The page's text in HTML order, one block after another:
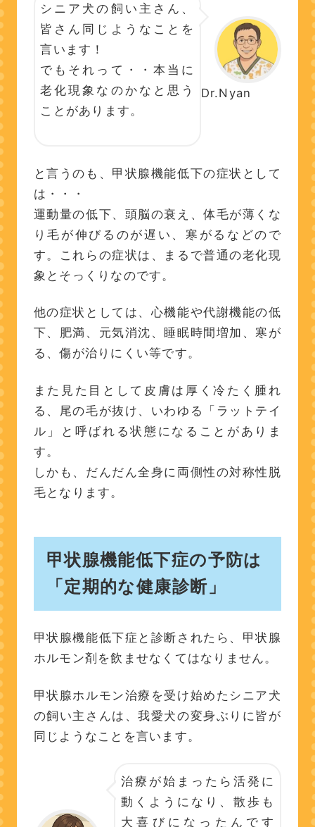
Dr.Nyan
シニア犬の飼い主さん、
皆さん同じようなことを
言います！
でもそれって・・本当に
老化現象なのかなと思う
ことがあります。
と言うのも、甲状腺機能低下の症状として
は・・・
運動量の低下、頭脳の衰え、体毛が薄くな
り毛が伸びるのが遅い、寒がるなどので
す。これらの症状は、まるで普通の老化現
象とそっくりなのです。
他の症状としては、心機能や代謝機能の低
下、肥満、元気消沈、睡眠時間増加、寒が
る、傷が治りにくい等です。
また見た目として皮膚は厚く冷たく腫れ
る、尾の毛が抜け、いわゆる「ラットテイ
ル」と呼ばれる状態になることがありま
す。
しかも、だんだん全身に両側性の対称性脱
毛となります。
甲状腺機能低下症の予防は
「定期的な健康診断」
甲状腺機能低下症と診断されたら、甲状腺
ホルモン剤を飲ませなくてはなりません。
甲状腺ホルモン治療を受け始めたシニア犬
の飼い主さんは、我愛犬の変身ぶりに皆が
同じようなことを言います。
治療が始まったら活発に
動くようになり、散歩も
大喜びになったんです